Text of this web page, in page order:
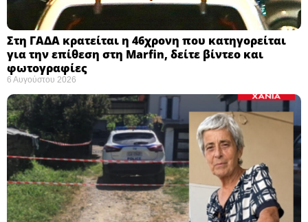
Στη ΓΑΔΑ κρατείται η 46χρονη που κατηγορείται
για την επίθεση στη Marfin, δείτε βίντεο και
φωτογραφίες
6 Αυγούστου 2026